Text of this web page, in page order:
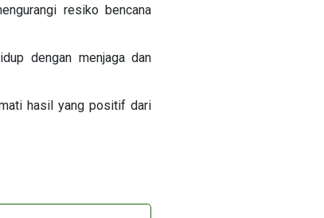
resiko bencana
dengan menjaga dan
hasil yang positif dari